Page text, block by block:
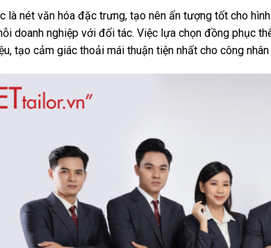
là nét văn hóa đặc trưng, tạo nên ấn tượng tốt cho
doanh nghiệp với đối tác. Việc lựa chọn đồng phục
tạo cảm giác thoải mái thuận tiện nhất cho công